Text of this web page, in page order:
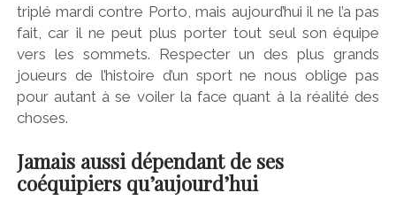
triplé mardi contre Porto, mais aujourd’hui il ne l’a pas
fait, car il ne peut plus porter tout seul son équipe
vers les sommets. Respecter un des plus grands
joueurs de l’histoire d’un sport ne nous oblige pas
pour autant à se voiler la face quant à la réalité des
choses.
Jamais aussi dépendant de ses
coéquipiers qu’aujourd’hui